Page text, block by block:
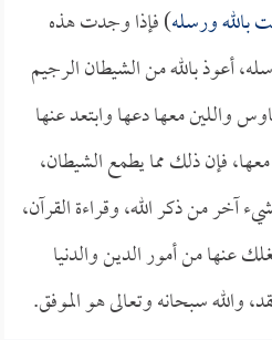
بالله ورسله) فإذا وجدت هذه
أعوذ بالله من الشيطان الرجيم
واللين معها دعها وابتعد عنها
فإن ذلك مما يطمع الشيطان،
آخر من ذكر الله، وقراءة القرآن،
عنها من أمور الدين والدنيا
والله سبحانه وتعالى هو الموفق.